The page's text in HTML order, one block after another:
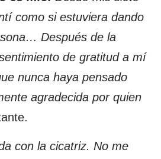
como si estuviera dando
Después de la
de gratitud a mí
nunca haya pensado
agradecida por quien
con la cicatriz. No me